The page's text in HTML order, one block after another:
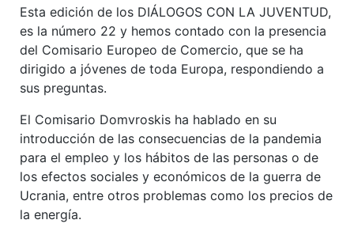
Esta edición de los DIÁLOGOS CON LA JUVENTUD,
es la número 22 y hemos contado con la presencia
del Comisario Europeo de Comercio, que se ha
dirigido a jóvenes de toda Europa, respondiendo a
sus preguntas.
El Comisario Domvroskis ha hablado en su
introducción de las consecuencias de la pandemia
para el empleo y los hábitos de las personas o de
los efectos sociales y económicos de la guerra de
Ucrania, entre otros problemas como los precios de
la energía.